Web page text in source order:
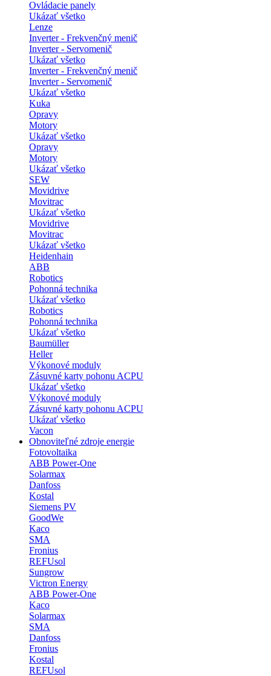
Ovládacie panely
Ukázať všetko
Lenze
Inverter - Frekvenčný menič
Inverter - Servomenič
Ukázať všetko
Inverter - Frekvenčný menič
Inverter - Servomenič
Ukázať všetko
Kuka
Opravy
Motory
Ukázať všetko
Opravy
Motory
Ukázať všetko
SEW
Movidrive
Movitrac
Ukázať všetko
Movidrive
Movitrac
Ukázať všetko
Heidenhain
ABB
Robotics
Pohonná technika
Ukázať všetko
Robotics
Pohonná technika
Ukázať všetko
Baumüller
Heller
Výkonové moduly
Zásuvné karty pohonu ACPU
Ukázať všetko
Výkonové moduly
Zásuvné karty pohonu ACPU
Ukázať všetko
Vacon
Obnoviteľné zdroje energie
Fotovoltaika
ABB Power-One
Solarmax
Danfoss
Kostal
Siemens PV
GoodWe
Kaco
SMA
Fronius
REFUsol
Sungrow
Victron Energy
ABB Power-One
Kaco
Solarmax
SMA
Danfoss
Fronius
Kostal
REFUsol